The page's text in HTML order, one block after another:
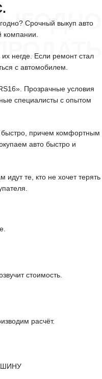
Срочный выкуп авто
негде. Если ремонт стал
с автомобилем.
Прозрачные условия
специалисты с опытом
причем комфортным
авто быстро и
те, кто не хочет терять
стоимость.
расчёт.